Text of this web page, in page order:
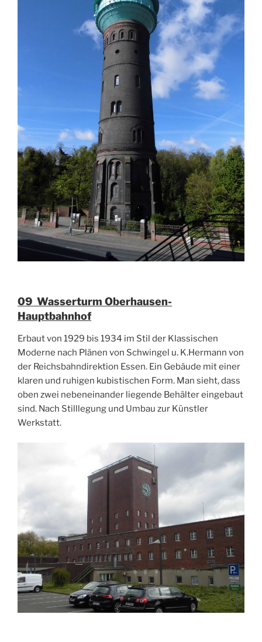
09 Wasserturm Oberhausen-
Hauptbahnhof
Erbaut von 1929 bis 1934 im Stil der Klassischen
Moderne nach Plänen von Schwingel u. K.Hermann von
der Reichsbahndirektion Essen. Ein Gebäude mit einer
klaren und ruhigen kubistischen Form. Man sieht, dass
oben zwei nebeneinander liegende Behälter eingebaut
sind. Nach Stilllegung und Umbau zur Künstler
Werkstatt.